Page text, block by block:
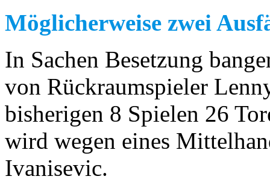
Möglicherweise zwei
In Sachen Besetzung
von Rückraumspieler
bisherigen 8 Spielen 26
wird wegen eines
Ivanisevic.